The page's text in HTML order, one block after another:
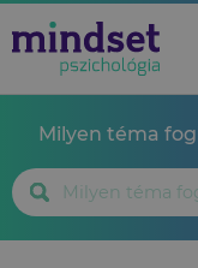
Milyen téma